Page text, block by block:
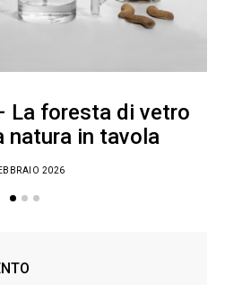
La foresta di vetro
natura in tavola
2026